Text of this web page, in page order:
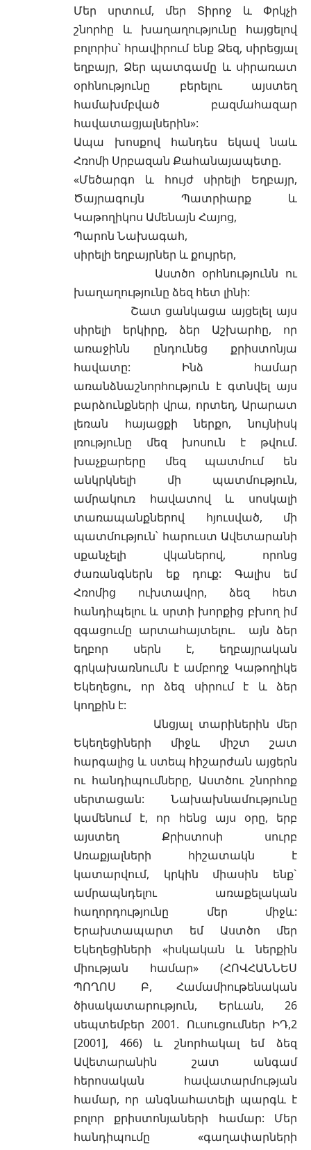
Մեր սրտում, մեր Տիրոջ և Փրկչի
շնորհը և խաղաղությունը հայցելով
բոլորիս՝ հրավիրում ենք Ձեզ, սիրեցյալ
եղբայր, Ձեր պատգամը և սիրառատ
օրհնությունը բերելու այստեղ
համախմբված բազմահազար
հավատացյալներին»:
Ապա խոսքով հանդես եկավ նաև
Հռոմի Սրբազան Քահանայապետը.
«Մեծարգո և հույժ սիրելի Եղբայր,
Ծայրագույն Պատրիարք և
Կաթողիկոս Ամենայն Հայոց,
Պարոն Նախագահ,
սիրելի եղբայրներ և քույրեր,
Աստծո օրհնությունն ու
խաղաղությունը ձեզ հետ լինի:
Շատ ցանկացա այցելել այս
սիրելի երկիրը, ձեր Աշխարհը, որ
առաջինն ընդունեց քրիստոնյա
հավատը: Ինձ համար
առանձնաշնորհություն է գտնվել այս
բարձունքների վրա, որտեղ, Արարատ
լեռան հայացքի ներքո, նույնիսկ
լռությունը մեզ խոսուն է թվում.
խաչքարերը մեզ պատմում են
անկրկնելի մի պատմություն,
ամրակուռ հավատով և սոսկալի
տառապանքներով հյուսված, մի
պատմություն՝ հարուստ Ավետարանի
սքանչելի վկաներով, որոնց
ժառանգներն եք դուք: Գալիս եմ
Հռոմից ուխտավոր, ձեզ հետ
հանդիպելու և սրտի խորքից բխող իմ
զգացումը արտահայտելու. այն ձեր
եղբոր սերն է, եղբայրական
գրկախառնումն է ամբողջ Կաթողիկե
Եկեղեցու, որ ձեզ սիրում է և ձեր
կողքին է:
Անցյալ տարիներին մեր
Եկեղեցիների միջև միշտ շատ
հարգալից և ստեպ հիշարժան այցերն
ու հանդիպումները, Աստծու շնորհոք
սերտացան: Նախախնամությունը
կամենում է, որ հենց այս օրը, երբ
այստեղ Քրիստոսի սուրբ
Առաքյալների հիշատակն է
կատարվում, կրկին միասին ենք`
ամրապնդելու առաքելական
հաղորդությունը մեր միջև:
Երախտապարտ եմ Աստծո մեր
Եկեղեցիների «իսկական և ներքին
միության համար» (ՀՈՎՀԱՆՆԵՍ
ՊՈՂՈՍ Բ, Համամիութենական
ծիսակատարություն, Երևան, 26
սեպտեմբեր 2001. Ուսուցումներ ԻԴ,2
[2001], 466) և շնորհակալ եմ ձեզ
Ավետարանին շատ անգամ
հերոսական հավատարմության
համար, որ անգնահատելի պարգև է
բոլոր քրիստոնյաների համար: Մեր
հանդիպումը «գաղափարների